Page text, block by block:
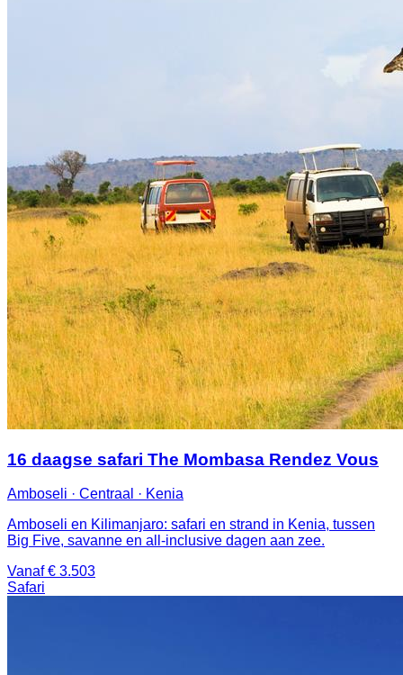
16 daagse safari The Mombasa Rendez Vous
Amboseli · Centraal · Kenia
Amboseli en Kilimanjaro: safari en strand in Kenia, tussen
Big Five, savanne en all-inclusive dagen aan zee.
Vanaf € 3.503
Safari